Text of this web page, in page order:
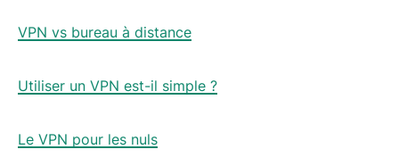
VPN vs bureau à distance
Utiliser un VPN est-il simple ?
Le VPN pour les nuls